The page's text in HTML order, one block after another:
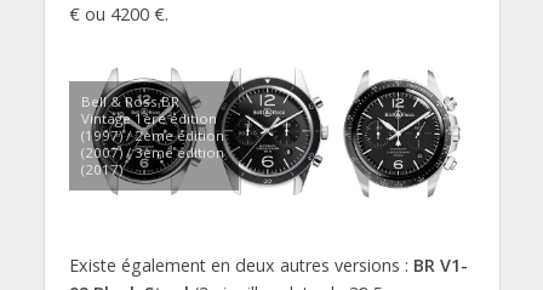
€ ou 4200 €.
Bell & Ross BR
Vintage 1ère édition
(1997) / 2ème édition
(2007) / 3ème édition
(2017)
Existe également en deux autres versions : BR V1-